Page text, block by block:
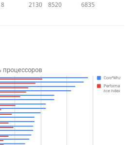
8 2130 8520 6835